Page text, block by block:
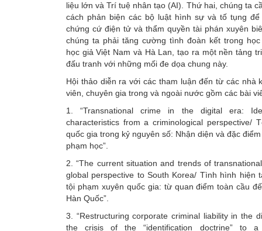
liệu lớn và Trí tuệ nhân tạo (AI). Thứ hai, chúng ta
cách phản biện các bộ luật hình sự và tố tụng
chứng cứ điện tử và thẩm quyền tài phán xuyên
chúng ta phải tăng cường tình đoàn kết trong
học giả Việt Nam và Hà Lan, tạo ra một nền tảng
đấu tranh với những mối đe dọa chung này.
Hội thảo diễn ra với các tham luận đến từ các nhà
viên, chuyên gia trong và ngoài nước gồm các bài
1. “Transnational crime in the digital era:
characteristics from a criminological perspective/
quốc gia trong kỷ nguyên số: Nhận diện và đặc
phạm học”.
2. “The current situation and trends of
global perspective to South Korea/ Tình hình hiện
tội phạm xuyên quốc gia: từ quan điểm toàn cầu
Hàn Quốc”.
3. “Restructuring corporate criminal liability in the
the crisis of the “identification doctrine” to a